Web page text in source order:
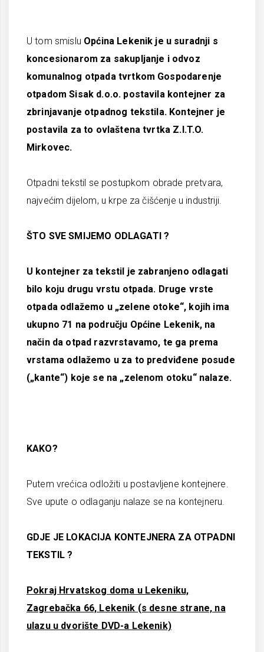
U tom smislu Općina Lekenik je u suradnji s
koncesionarom za sakupljanje i odvoz
komunalnog otpada tvrtkom Gospodarenje
otpadom Sisak d.o.o. postavila kontejner za
zbrinjavanje otpadnog tekstila. Kontejner je
postavila za to ovlaštena tvrtka Z.I.T.O.
Mirkovec.
Otpadni tekstil se postupkom obrade pretvara,
najvećim dijelom, u krpe za čišćenje u industriji.
ŠTO SVE SMIJEMO ODLAGATI ?
U kontejner za tekstil je zabranjeno odlagati
bilo koju drugu vrstu otpada. Druge vrste
otpada odlažemo u „zelene otoke“, kojih ima
ukupno 71 na području Općine Lekenik, na
način da otpad razvrstavamo, te ga prema
vrstama odlažemo u za to predviđene posude
(„kante“) koje se na „zelenom otoku“ nalaze.
KAKO?
Putem vrećica odložiti u postavljene kontejnere.
Sve upute o odlaganju nalaze se na kontejneru.
GDJE JE LOKACIJA KONTEJNERA ZA OTPADNI
TEKSTIL ?
Pokraj Hrvatskog doma u Lekeniku,
Zagrebačka 66, Lekenik (s desne strane, na
ulazu u dvorište DVD-a Lekenik)